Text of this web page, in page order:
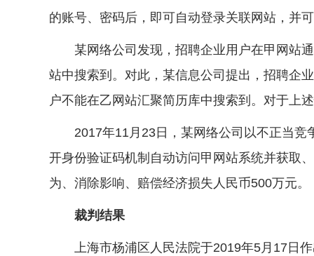
的账号、密码后，即可自动登录关联网站，并
某网络公司发现，招聘企业用户在甲网站通
站中搜索到。对此，某信息公司提出，招聘企
户不能在乙网站汇聚简历库中搜索到。对于上
2017年11月23日，某网络公司以不正当竞
开身份验证码机制自动访问甲网站系统并获取
为、消除影响、赔偿经济损失人民币500万元。
裁判结果
上海市杨浦区人民法院于2019年5月17日作